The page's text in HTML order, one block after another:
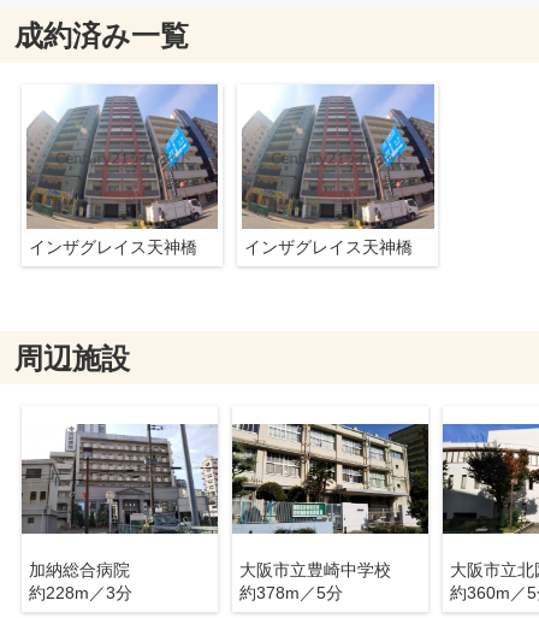
成約済み一覧
インザグレイス天神橋 インザグレイス天神橋
周辺施設
加納総合病院
約228m／3分
大阪市立豊崎中学校
約378m／5分
大阪市立北
約360m／